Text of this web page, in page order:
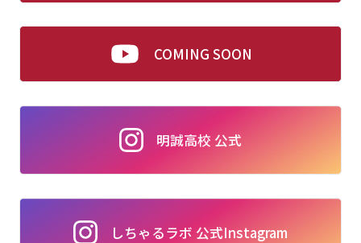
COMING SOON
明誠高校 公式
しちゃるラボ 公式Instagram